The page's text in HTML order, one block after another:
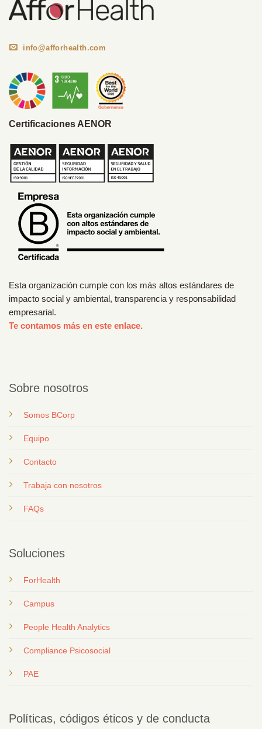
info@afforhealth.com
Certificaciones AENOR
Esta organización cumple con los más altos estándares de
impacto social y ambiental, transparencia y responsabilidad
empresarial.
Te contamos más en este enlace.
Sobre nosotros
Somos BCorp
Equipo
Contacto
Trabaja con nosotros
FAQs
Soluciones
ForHealth
Campus
People Health Analytics
Compliance Psicosocial
PAE
Políticas, códigos éticos y de conducta